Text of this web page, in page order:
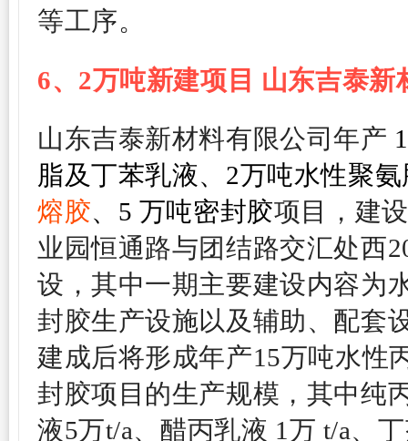
等工序。
6、2万吨新建项目 山东吉泰新
山东吉泰新材料有限公司年产
脂及丁苯乳液、2万吨水性聚
熔胶、5 万吨密封胶项目， 建
业园恒通路与团结路交汇处西
设，其中一期主要建设内容为
封胶生产设施以及辅助、配套
建成后将形成年产15万吨水性
封胶项目的生产规模，其中纯
液5万t/a、醋丙乳液 1万 t/a、